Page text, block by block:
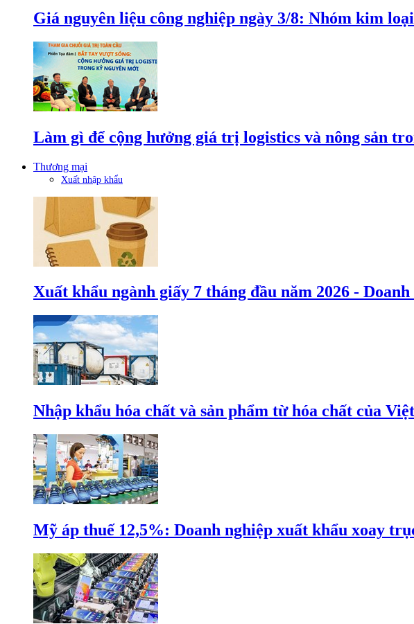
Giá nguyên liệu công nghiệp ngày 3/8: Nhóm kim
Làm gì để cộng hưởng giá trị logistics và nông sản
Thương mại
Xuất nhập khẩu
Xuất khẩu ngành giấy 7 tháng đầu năm 2026 -
Nhập khẩu hóa chất và sản phẩm từ hóa chất của
Mỹ áp thuế 12,5%: Doanh nghiệp xuất khẩu xoay